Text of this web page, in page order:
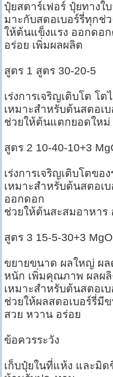
ปุ๋ยสตาร์เฟอร์ ปุ๋ยทางใ
มาะกับสตอเบอร์รี่ทุกช่
ให้ต้นแข็งแรง ออกดอ
อร่อย เพิ่มผลผลิต
สูตร 1 สูตร 30-20-5
เร่งการเจริญเติบโต โต
เหมาะสำหรับต้นสตอเบ
ช่วยให้ต้นแตกยอดใหม่
สูตร 2 10-40-10+3
เร่งการเจริญเติบโตขอ
เหมาะสำหรับต้นสตอเบ
ออกดอก
ช่วยให้ต้นสะสมอาหา
สูตร 3 15-5-30+3 MgO
ขยายขนาด ผลใหญ่ ผ
หนัก เพิ่มคุณภาพ ผลผ
เหมาะสำหรับต้นสตอเ
ช่วยให้ผลสตอเบอร์รี่
สวย หวาน อร่อย
ข้อควรระวัง
เก็บปุ๋ยในที่แห้ง และมิด